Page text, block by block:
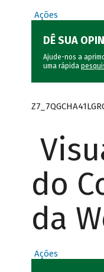
Ações
DÊ SUA
Ajude-nos a
uma rápida
do
da
Ações